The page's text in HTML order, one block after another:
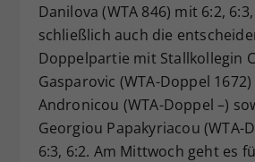
Danilova (WTA 846) mit 6:2,
schließlich auch die
Doppelpartie mit Stallkollegin
Gasparovic (WTA-Doppel 1672)
Andronicou (WTA-Doppel –)
Georgiou Papakyriacou (WTA-
6:3, 6:2. Am Mittwoch geht es